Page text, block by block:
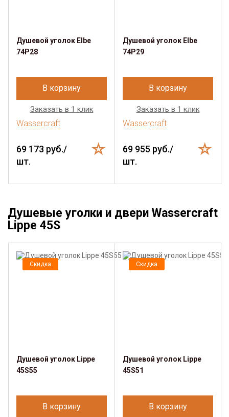
Душевой уголок Elbe
74P28
В корзину
Заказать в 1 клик
Wassercraft
69 173 руб./
шт.
Душевой уголок Elbe
74P29
В корзину
Заказать в 1 клик
Wassercraft
69 955 руб./
шт.
Душевые уголки и двери Wassercraft
Lippe 45S
Скидка
Душевой уголок Lippe
45S55
В корзину
Скидка
Душевой уголок Lippe
45S51
В корзину